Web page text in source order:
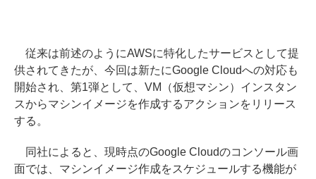
従来は前述のようにAWSに特化したサービスとして提
供されてきたが、今回は新たにGoogle Cloudへの対応も
開始され、第1弾として、VM（仮想マシン）インスタン
スからマシンイメージを作成するアクションをリリース
する。
同社によると、現時点のGoogle Cloudのコンソール画
面では、マシンイメージ作成をスケジュールする機能が